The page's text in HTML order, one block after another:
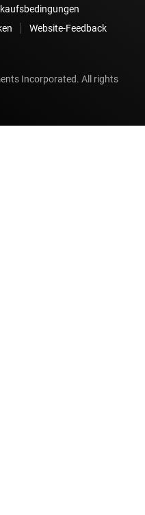
Website-Feedback
Incorporated. All rights